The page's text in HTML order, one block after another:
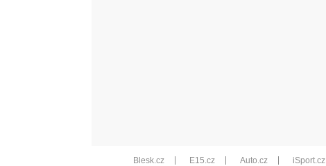
Blesk.cz E15.cz Auto.cz iSport.cz